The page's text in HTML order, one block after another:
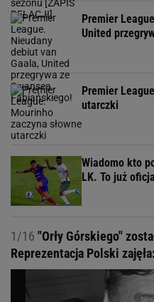
Premier
United
Premier
utarczki
Wiadomo kto
LK. To już
1/16 "Orły Górskiego"
Reprezentacja Polski zajęła: